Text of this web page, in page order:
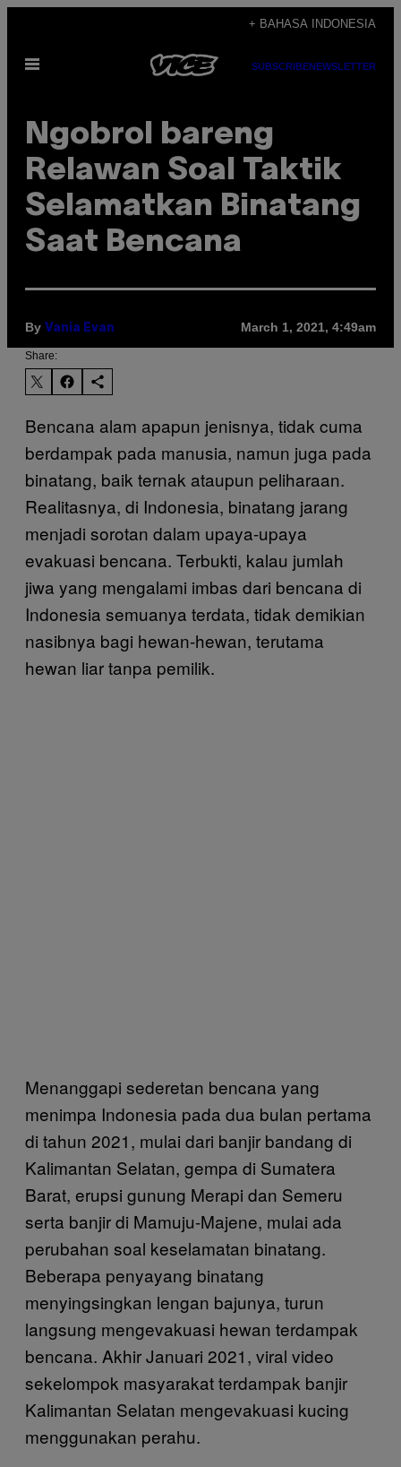
content
+ BAHASA INDONESIA
Open
SUBSCRIBENEWSLETTER
Ngobrol bareng
Relawan Soal Taktik
Selamatkan Binatang
Saat Bencana
By Vania Evan March 1, 2021, 4:49am
Share:
Bencana alam apapun jenisnya, tidak cuma
berdampak pada manusia, namun juga pada
binatang, baik ternak ataupun peliharaan.
Realitasnya, di Indonesia, binatang jarang
menjadi sorotan dalam upaya-upaya
evakuasi bencana. Terbukti, kalau jumlah
jiwa yang mengalami imbas dari bencana di
Indonesia semuanya terdata, tidak demikian
nasibnya bagi hewan-hewan, terutama
hewan liar tanpa pemilik.
Menanggapi sederetan bencana yang
menimpa Indonesia pada dua bulan pertama
di tahun 2021, mulai dari banjir bandang di
Kalimantan Selatan, gempa di Sumatera
Barat, erupsi gunung Merapi dan Semeru
serta banjir di Mamuju-Majene, mulai ada
perubahan soal keselamatan binatang.
Beberapa penyayang binatang
menyingsingkan lengan bajunya, turun
langsung mengevakuasi hewan terdampak
bencana. Akhir Januari 2021, viral video
sekelompok masyarakat terdampak banjir
Kalimantan Selatan mengevakuasi kucing
menggunakan perahu.